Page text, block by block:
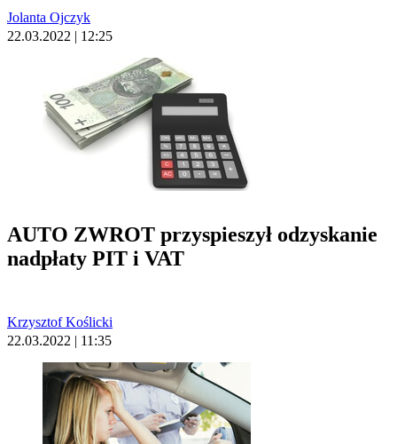
Jolanta Ojczyk
22.03.2022 | 12:25
AUTO ZWROT przyspieszył odzyskanie
nadpłaty PIT i VAT
Krzysztof Koślicki
22.03.2022 | 11:35